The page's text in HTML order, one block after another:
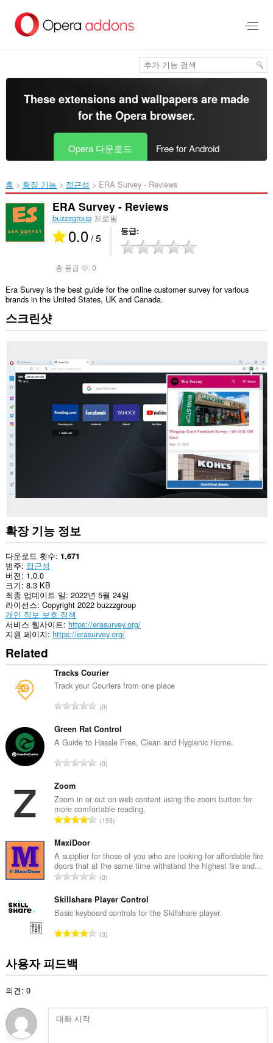
건
These extensions and wallpapers are made
for theOpera browser.
Opera 다운로드 Free for Android
홈 확장 기능 접근성 ERA Survey - Reviews‎
ERA Survey - Reviews
buzzzgroup프로필
0.0/ 5 등급
총 등급 수:0
Era Survey is the best guide for the online customer survey for various
brands in the United States, UK and Canada.
스크린샷
확장 기능 정보
다운로드 횟수 1,671
범주 접근성
버전 1.0.0
크기 8.3 KB
최종 업데이트 일 2022년 5월 24일
라이선스 Copyright 2022 buzzzgroup
개인 정보 보호 정책
서비스 웹사이트 https://erasurvey.org/
지원 페이지 https://erasurvey.org/
Related
Tracks Courier
Track your Couriers from one place
총
급
수
0
Green Rat Control
A Guide to Hassle Free, Clean and Hygienic Home.
총
수
:
0
Zoom
Zoom in or out on web content using the zoom button for
more comfortable reading.
총
수
:
193
MaxiDoor
A supplier for those of you who are looking for affordable fire
doors that at the same time withstand the highest fire and...
총
급
수
0
Skillshare Player Control
Basic keyboard controls for the Skillshare player.
총
3
사용자 피드백
의견: 0